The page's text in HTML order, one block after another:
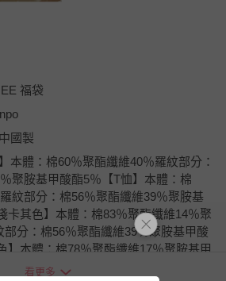
福袋
國製
本體：棉60％聚酯纖維40％羅紋部分：
聚胺基甲酸酯5％【T恤】本體：棉
紋部分：棉56％聚酯纖維39％聚胺基
卡其色】本體：棉83％聚酯纖維14％聚
部分：棉56％聚酯纖維39％聚胺基甲酸
】本體：棉78％聚酯纖維17％聚胺基甲
棉58％聚酯纖維39％聚胺基甲酸酯3％
看更多